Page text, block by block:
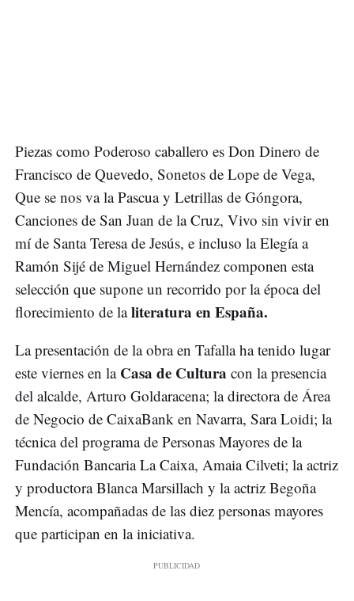
Piezas como Poderoso caballero es Don Dinero de
Francisco de Quevedo, Sonetos de Lope de Vega,
Que se nos va la Pascua y Letrillas de Góngora,
Canciones de San Juan de la Cruz, Vivo sin vivir en
mí de Santa Teresa de Jesús, e incluso la Elegía a
Ramón Sijé de Miguel Hernández componen esta
selección que supone un recorrido por la época del
florecimiento de laliteratura en España.
La presentación de la obra en Tafalla ha tenido lugar
este viernes en la Casa de Cultura con la presencia
del alcalde, Arturo Goldaracena; la directora de Área
de Negocio de CaixaBank en Navarra, Sara Loidi; la
técnica del programa de Personas Mayores de la
Fundación Bancaria La Caixa, Amaia Cilveti; la actriz
y productora Blanca Marsillach y la actriz Begoña
Mencía, acompañadas de las diez personas mayores
que participan en la iniciativa.